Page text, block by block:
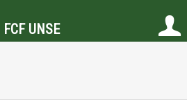
FCF UNSE